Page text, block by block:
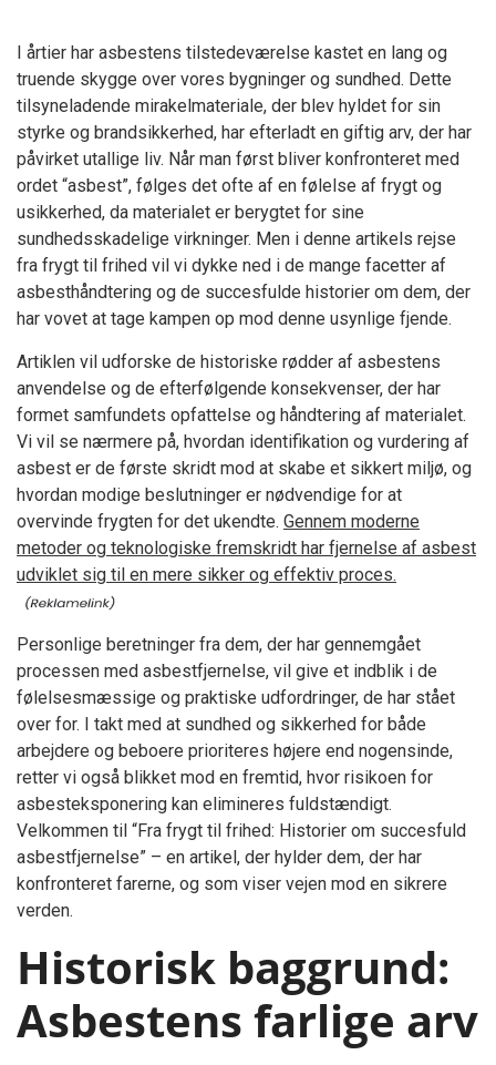
I årtier har asbestens tilstedeværelse kastet en lang og
truende skygge over vores bygninger og sundhed. Dette
tilsyneladende mirakelmateriale, der blev hyldet for sin
styrke og brandsikkerhed, har efterladt en giftig arv, der har
påvirket utallige liv. Når man først bliver konfronteret med
ordet “asbest”, følges det ofte af en følelse af frygt og
usikkerhed, da materialet er berygtet for sine
sundhedsskadelige virkninger. Men i denne artikels rejse
fra frygt til frihed vil vi dykke ned i de mange facetter af
asbesthåndtering og de succesfulde historier om dem, der
har vovet at tage kampen op mod denne usynlige fjende.
Artiklen vil udforske de historiske rødder af asbestens
anvendelse og de efterfølgende konsekvenser, der har
formet samfundets opfattelse og håndtering af materialet.
Vi vil se nærmere på, hvordan identifikation og vurdering af
asbest er de første skridt mod at skabe et sikkert miljø, og
hvordan modige beslutninger er nødvendige for at
overvinde frygten for det ukendte. Gennem moderne
metoder og teknologiske fremskridt har fjernelse af asbest
udviklet sig til en mere sikker og effektiv proces.
Personlige beretninger fra dem, der har gennemgået
processen med asbestfjernelse, vil give et indblik i de
følelsesmæssige og praktiske udfordringer, de har stået
over for. I takt med at sundhed og sikkerhed for både
arbejdere og beboere prioriteres højere end nogensinde,
retter vi også blikket mod en fremtid, hvor risikoen for
asbesteksponering kan elimineres fuldstændigt.
Velkommen til “Fra frygt til frihed: Historier om succesfuld
asbestfjernelse” – en artikel, der hylder dem, der har
konfronteret farerne, og som viser vejen mod en sikrere
verden.
Historisk baggrund:
Asbestens farlige arv